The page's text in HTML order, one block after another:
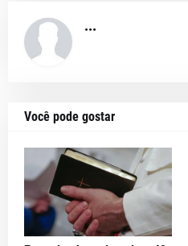
...
Você pode gostar